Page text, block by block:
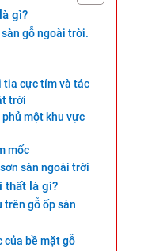
gì?
gỗ ngoài trời.
tia cực tím và tác
trời
phủ một khu vực
mốc
sàn ngoài trời
thất là gì?
trên gỗ ốp sàn
của bề mặt gỗ